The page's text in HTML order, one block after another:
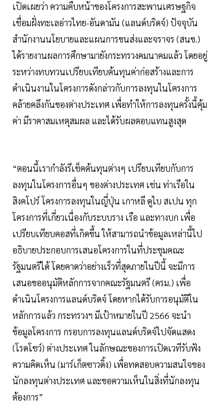
เปิดเผยว่า ความคืบหน้าของโครงการสะพานเศรษฐกิจ
เชื่อมฝั่งทะเลอ่าวไทย-อันดามัน (แลนด์บริดจ์) ปัจจุบัน
สำนักงานนโยบายและแผนการขนส่งและจราจร (สนข.)
ได้รายงานผลการศึกษามายังกระทรวงคมนาคมแล้ว โดยอยู่
ระหว่างทบทวนเปรียบเทียบต้นทุนค่าก่อสร้างและการ
ดำเนินงานในโครงการดังกล่าวกับการลงทุนในโครงการ
คล้ายคลึงกันของต่างประเทศ เพื่อทำให้การลงทุนครั้งนี้คุ้ม
ค่า มีราคาสมเหตุสมผล และได้รับผลตอบแทนสูงสุด
“ตอนนี้เรากำลังรีเช็คต้นทุนต่างๆ เปรียบเทียบกับการ
ลงทุนในโครงการอื่นๆ ของต่างประเทศ เช่น ท่าเรือใน
สิงคโปร์ โครงการลงทุนในญี่ปุ่น เกาหลี ดูไบ สเปน ทุก
โครงการที่เกี่ยวเนื่องกับระบบราง เรือ และทางบก เพื่อ
เปรียบเทียบคอสที่เกิดขึ้น ให้สามารถนำข้อมูลเหล่านี้ไป
อธิบายประกอบการเสนอโครงการในที่ประชุมคณะ
รัฐมนตรีได้ โดยคาดว่าอย่างเร็วที่สุดภายในปีนี้ จะมีการ
เสนอขออนุมัติหลักการจากคณะรัฐมนตรี (ครม.) เพื่อ
ดำเนินโครงการแลนด์บริดจ์ โดยหากได้รับการอนุมัติใน
หลักการแล้ว กระทรวงฯ มีเป้าหมายในปี 2566 จะนำ
ข้อมูลโครงการ กรอบการลงทุนแลนด์บริดจ์ไปจัดแสดง
(โรดโชว์) ต่างประเทศ ในลักษณะของการเปิดเวทีรับฟัง
ความคิดเห็น (มาร์เก็ตซาวดิ้ง) เพื่อทดสอบความสนใจของ
นักลงทุนต่างประเทศ และขอความเห็นในสิ่งที่นักลงทุน
ต้องการ”